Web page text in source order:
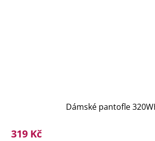
Dámské pantofle
319 Kč